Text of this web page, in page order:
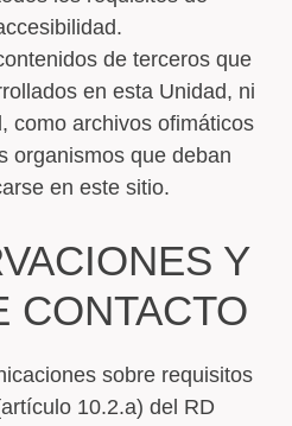
de terceros que
en esta Unidad, ni
como archivos ofimáticos
organismos que deban
en este sitio.
Y
CONTACTO
sobre requisitos
10.2.a) del RD